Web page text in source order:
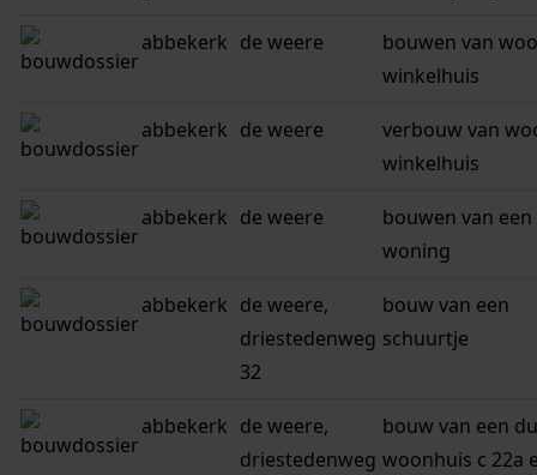
abbekerk de weere
bouwen van
winkelhuis
abbekerk de weere
verbouw van
winkelhuis
abbekerk de weere
bouwen van een
woning
abbekerk de weere,
driestedenweg
32
bouw van een
schuurtje
abbekerk de weere,
driestedenweg
bouw van een
woonhuis c 22a